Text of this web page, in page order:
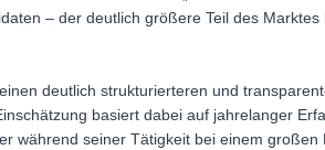
– der deutlich größere Teil des
deutlich strukturierteren und
basiert dabei auf jahrelanger
während seiner Tätigkeit bei einem